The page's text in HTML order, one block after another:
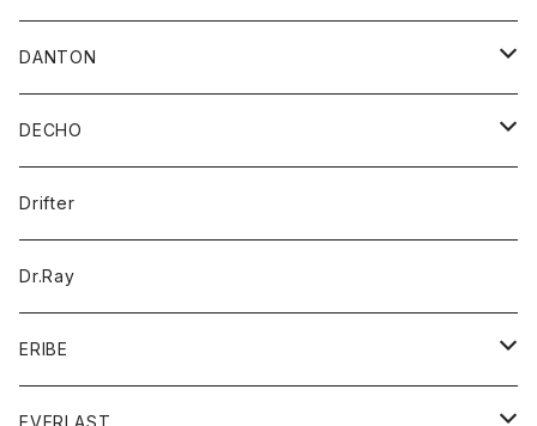
パーカー
Tシャツ
パーカー
ブラウス
ウォレット
カードケース
バッグ
DANTON
アウター
コート
ジャケット
アクセサリー
バッグ
キッズ
シャツ
Tシャツ
グッズ
帽子
トップス
DECHO
帽子
Drifter
Dr.Ray
ERIBE
ニット
EVERLAST